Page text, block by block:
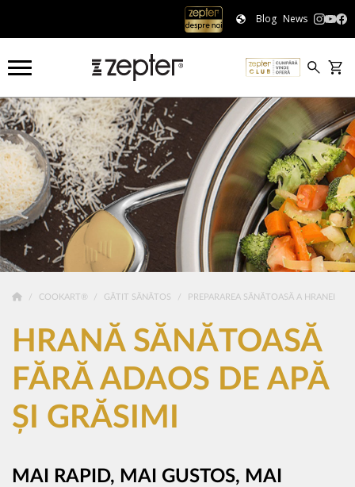
Blog News
COOKART® GĂTIT SĂNĂTOS PREPARAREA SĂNĂTOASĂ A HRANEI
HRANĂ SĂNĂTOASĂ
FĂRĂ ADAOS DE APĂ
ȘI GRĂSIMI
MAI RAPID, MAI GUSTOS, MAI